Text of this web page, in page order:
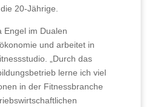
20-Jährige.
Engel im Dualen
und arbeitet in
„Durch das
lerne ich viel
in der Fitnessbranche